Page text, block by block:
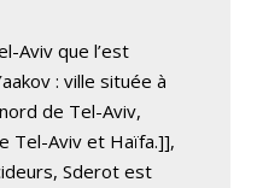
Aviv que l’est
: ville située à
de Tel-Aviv,
Tel-Aviv et Haïfa.]],
Sderot est